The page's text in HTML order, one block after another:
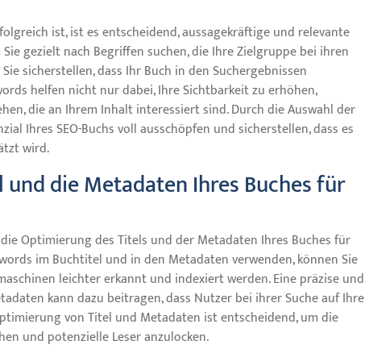
ist, ist es entscheidend, aussagekräftige und relevante
gezielt nach Begriffen suchen, die Ihre Zielgruppe bei ihren
sicherstellen, dass Ihr Buch in den Suchergebnissen
helfen nicht nur dabei, Ihre Sichtbarkeit zu erhöhen,
die an Ihrem Inhalt interessiert sind. Durch die Auswahl der
Ihres SEO-Buchs voll ausschöpfen und sicherstellen, dass es
wird.
die Metadaten Ihres Buches für
Optimierung des Titels und der Metadaten Ihres Buches für
im Buchtitel und in den Metadaten verwenden, können Sie
leichter erkannt und indexiert werden. Eine präzise und
kann dazu beitragen, dass Nutzer bei ihrer Suche auf Ihre
von Titel und Metadaten ist entscheidend, um die
und potenzielle Leser anzulocken.